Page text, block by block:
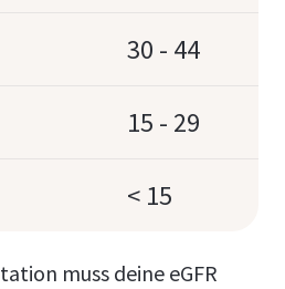
30 - 44
15 - 29
< 15
muss deine eGFR